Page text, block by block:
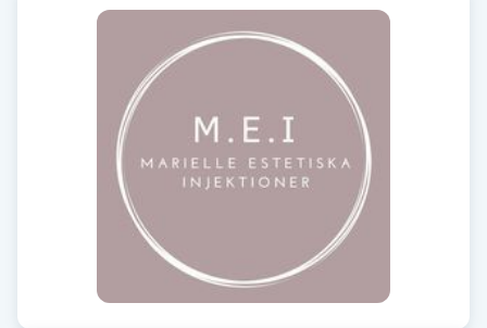
Gellack med förstärkning
Gravidmassage